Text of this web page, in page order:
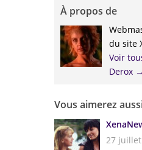
À propos de
du site
Voir
Derox →
Vous aimerez
27